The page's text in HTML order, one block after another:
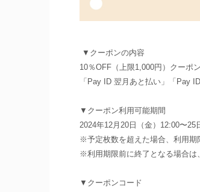
▼クーポンの内容
10％OFF（上限1,000円）クーポ
「Pay ID 翌月あと払い」「Pay
▼クーポン利用可能期間
2024年12月20日（金）12:00〜25
※予定枚数を超えた場合、利用期
※利用期限前に終了となる場合は
▼クーポンコード